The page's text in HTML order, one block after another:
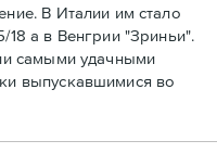
В Италии им стало
18 а в Венгрии "Зриньи".
самыми удачными
выпускавшимися во